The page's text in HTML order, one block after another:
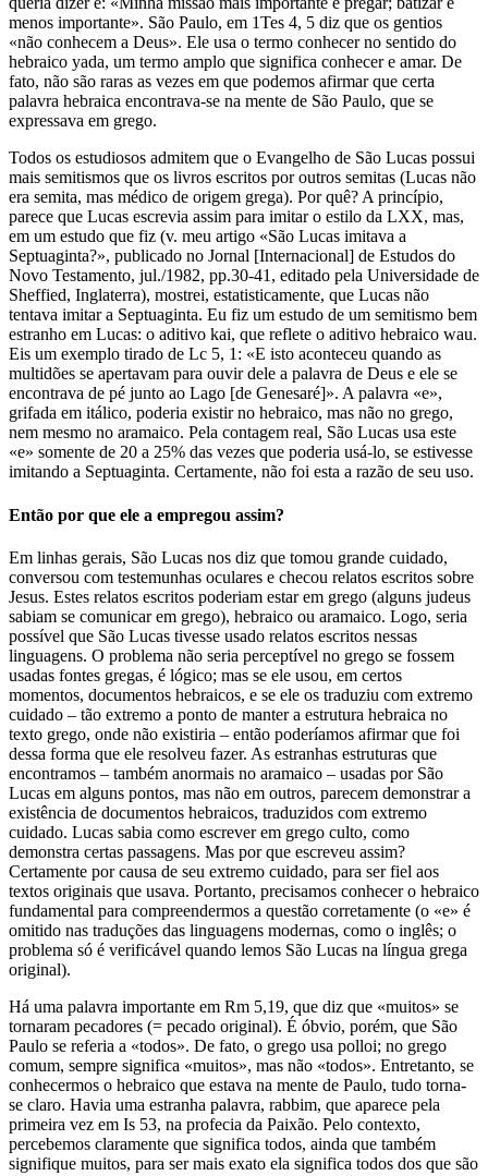
menos importante». São Paulo, em 1Tes 4, 5 diz que os gentios
«não conhecem a Deus». Ele usa o termo conhecer no sentido do
hebraico yada, um termo amplo que significa conhecer e amar. De
fato, não são raras as vezes em que podemos afirmar que certa
palavra hebraica encontrava-se na mente de São Paulo, que se
expressava em grego.
Todos os estudiosos admitem que o Evangelho de São Lucas possui
mais semitismos que os livros escritos por outros semitas (Lucas não
era semita, mas médico de origem grega). Por quê? A princípio,
parece que Lucas escrevia assim para imitar o estilo da LXX, mas,
em um estudo que fiz (v. meu artigo «São Lucas imitava a
Septuaginta?», publicado no Jornal [Internacional] de Estudos do
Novo Testamento, jul./1982, pp.30-41, editado pela Universidade de
Sheffied, Inglaterra), mostrei, estatisticamente, que Lucas não
tentava imitar a Septuaginta. Eu fiz um estudo de um semitismo bem
estranho em Lucas: o aditivo kai, que reflete o aditivo hebraico wau.
Eis um exemplo tirado de Lc 5, 1: «E isto aconteceu quando as
multidões se apertavam para ouvir dele a palavra de Deus e ele se
encontrava de pé junto ao Lago [de Genesaré]». A palavra «e»,
grifada em itálico, poderia existir no hebraico, mas não no grego,
nem mesmo no aramaico. Pela contagem real, São Lucas usa este
«e» somente de 20 a 25% das vezes que poderia usá-lo, se estivesse
imitando a Septuaginta. Certamente, não foi esta a razão de seu uso.
Então por que ele a empregou assim?
Em linhas gerais, São Lucas nos diz que tomou grande cuidado,
conversou com testemunhas oculares e checou relatos escritos sobre
Jesus. Estes relatos escritos poderiam estar em grego (alguns judeus
sabiam se comunicar em grego), hebraico ou aramaico. Logo, seria
possível que São Lucas tivesse usado relatos escritos nessas
linguagens. O problema não seria perceptível no grego se fossem
usadas fontes gregas, é lógico; mas se ele usou, em certos
momentos, documentos hebraicos, e se ele os traduziu com extremo
cuidado – tão extremo a ponto de manter a estrutura hebraica no
texto grego, onde não existiria – então poderíamos afirmar que foi
dessa forma que ele resolveu fazer. As estranhas estruturas que
encontramos – também anormais no aramaico – usadas por São
Lucas em alguns pontos, mas não em outros, parecem demonstrar a
existência de documentos hebraicos, traduzidos com extremo
cuidado. Lucas sabia como escrever em grego culto, como
demonstra certas passagens. Mas por que escreveu assim?
Certamente por causa de seu extremo cuidado, para ser fiel aos
textos originais que usava. Portanto, precisamos conhecer o hebraico
fundamental para compreendermos a questão corretamente (o «e» é
omitido nas traduções das linguagens modernas, como o inglês; o
problema só é verificável quando lemos São Lucas na língua grega
original).
Há uma palavra importante em Rm 5,19, que diz que «muitos» se
tornaram pecadores (= pecado original). É óbvio, porém, que São
Paulo se referia a «todos». De fato, o grego usa polloi; no grego
comum, sempre significa «muitos», mas não «todos». Entretanto, se
conhecermos o hebraico que estava na mente de Paulo, tudo torna-
se claro. Havia uma estranha palavra, rabbim, que aparece pela
primeira vez em Is 53, na profecia da Paixão. Pelo contexto,
percebemos claramente que significa todos, ainda que também
signifique muitos, para ser mais exato ela significa todos dos que são